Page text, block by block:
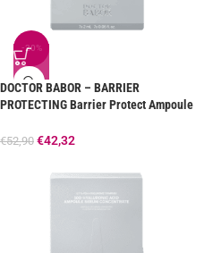
-20%
DOCTOR BABOR – BARRIER
PROTECTING Barrier Protect Ampoule
€52,90 €42,32